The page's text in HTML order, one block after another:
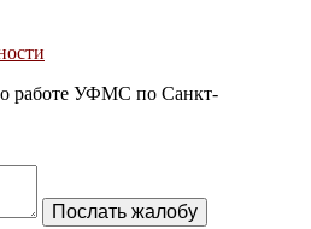
работе УФМС по Санкт-